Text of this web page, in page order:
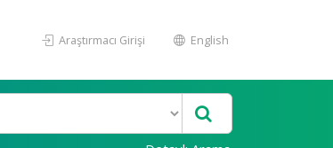
Araştırmacı Girişi English